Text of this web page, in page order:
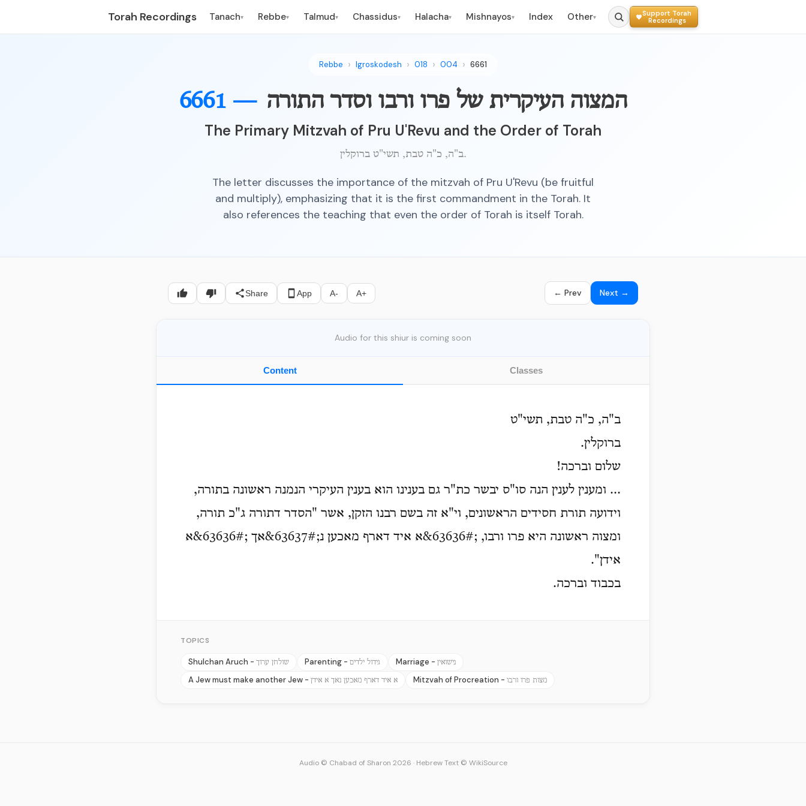
Torah Recordings Tanach▾ Rebbe▾ Talmud▾ Chassidus▾ Halacha▾ Mishnayos▾ Index Other▾
Support Torah
Recordings
Rebbe Igroskodesh 018 004 6661
6661 — המצוה העיקרית של פרו ורבו וסדר התורה
The Primary Mitzvah of Pru U'Revu and the Order of Torah
ב"ה, כ"ה טבת, תשי"ט ברוקלין.
The letter discusses the importance of the mitzvah of Pru U'Revu (be fruitful
and multiply), emphasizing that it is the first commandment in the Torah. It
also references the teaching that even the order of Torah is itself Torah.
Share App A- A+ ← Prev Next →
Audio for this shiur is coming soon
Content Classes
ב"ה, כ"ה טבת, תשי"ט
ברוקלין.
שלום וברכה!
... ומענין לענין הנה סו"ס יבשר כת"ר גם בענינו הוא בענין העיקרי הנמנה ראשונה בתורה,
וידועה תורת חסידים הראשונים, וי"א זה בשם רבנו הזקן, אשר "הסדר דתורה ג"כ תורה,
ומצוה ראשונה היא פרו ורבו, ;63636#&א איד דארף מאכען נ;63637#&אך ;63636#&א
אידן".
בכבוד וברכה.
TOPICS
Shulchan Aruch - שולחן ערוך Parenting - גידול ילדים Marriage - נישואין
A Jew must make another Jew - א איד דארף מאכען נאך א אידן Mitzvah of Procreation - מצות פרו ורבו
Audio © Chabad of Sharon 2026 · Hebrew Text © WikiSource